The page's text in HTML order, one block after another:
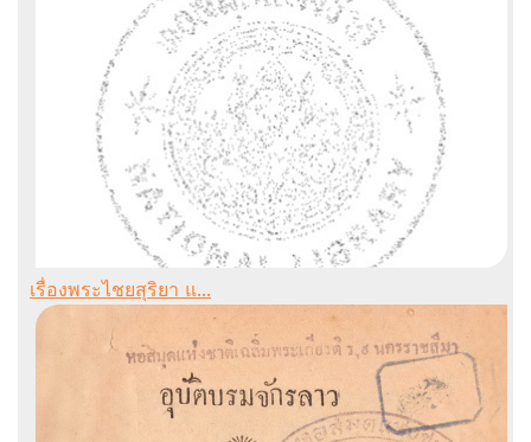
เรื่องพระไชยสุริยา แ...